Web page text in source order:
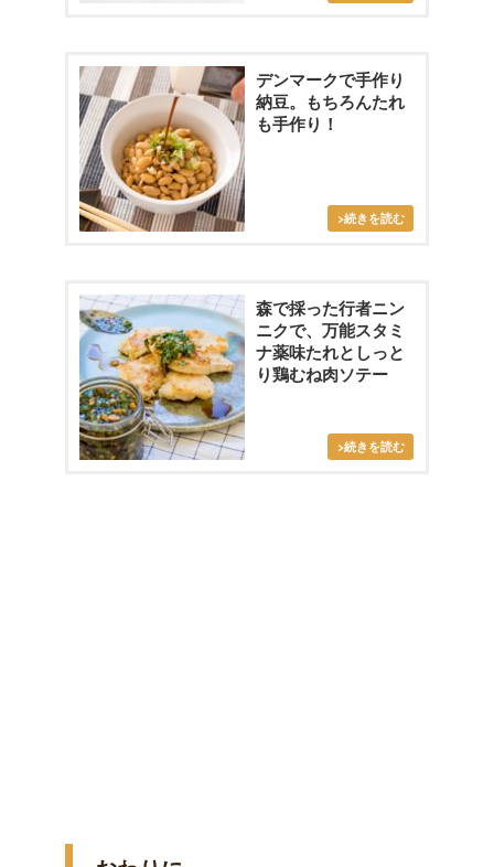
デンマークで手作り
納豆。もちろんたれ
も手作り！
森で採った行者ニン
ニクで、万能スタミ
ナ薬味たれとしっと
り鶏むね肉ソテー